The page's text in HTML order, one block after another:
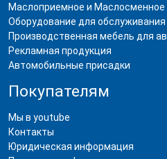
Маслоприемное и Маслосменное
Оборудование для
Производственная мебель для
Рекламная продукция
Автомобильные присадки
Покупателям
Мы в youtube
Контакты
Юридическая информация